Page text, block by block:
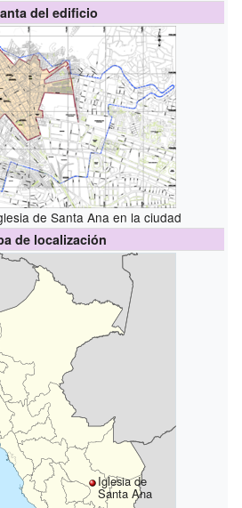
del edificio
de Santa Ana en la ciudad
de localización
Iglesia de
Santa Ana